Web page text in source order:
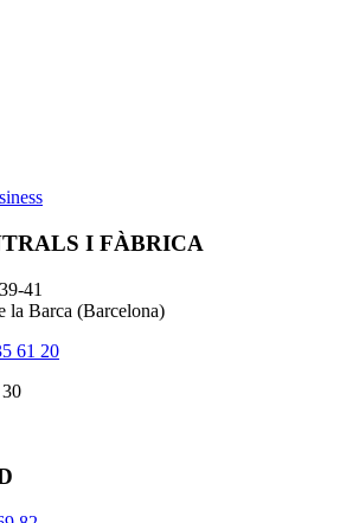
I FÀBRICA
41
la Barca (Barcelona)
61 20